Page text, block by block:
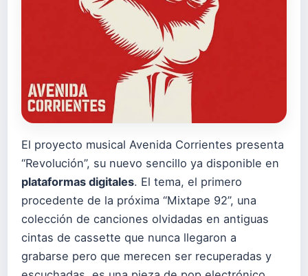
El proyecto musical Avenida Corrientes presenta
“Revolución”, su nuevo sencillo ya disponible en
plataformas digitales. El tema, el primero
procedente de la próxima “Mixtape 92”, una
colección de canciones olvidadas en antiguas
cintas de cassette que nunca llegaron a
grabarse pero que merecen ser recuperadas y